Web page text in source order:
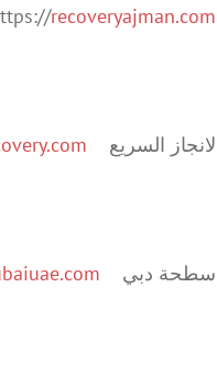
recoveryajman.com
لانجاز السريع https://
سطحة دبي https://